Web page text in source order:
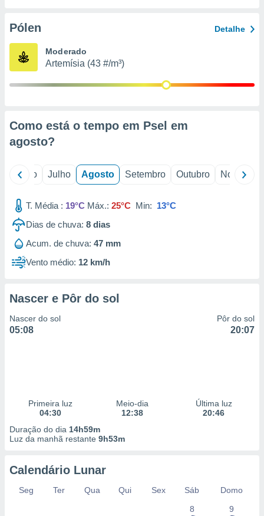
através
estudos
e
Pólen Detalhe
Moderado
Artemísia (43 #/m³)
Como está o tempo em Psel em
agosto?
Junho Julho Agosto Setembro Outubro Novembro
T. Média : 19°C Máx.: 25°C Min: 13°C
Dias de chuva: 8 dias
Acum. de chuva: 47 mm
Vento médio: 12 km/h
Nascer e Pôr do sol
Nascer do sol
05:08
Pôr do sol
20:07
Primeira luz
04:30
Meio-dia
12:38
Última luz
20:46
Duração do dia 14h59m
Luz da manhã restante 9h53m
Calendário Lunar
Seg Ter Qua Qui Sex Sáb
Domo
8
9